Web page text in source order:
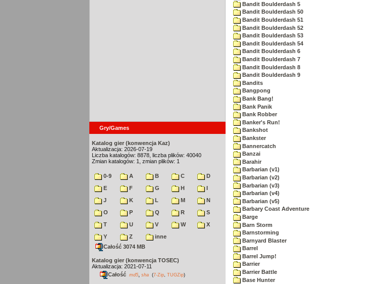
Gry/Games
Katalog gier (konwencja Kaz)
Aktualizacja: 2026-07-19
Liczba katalogów: 8878, liczba plików: 40040
Zmian katalogów: 1, zmian plików: 1
0-9 A B C
D
E
F G H
I
J
K L M
N
O
P Q R
S
T
U V W
X
Y
Z
inne
Całość 3074 MB
Katalog gier (konwencja TOSEC)
Aktualizacja: 2021-07-11
Całość md5 sha (7-Zip TUGZip)
Bandit Boulderdash 5
Bandit Boulderdash 50
Bandit Boulderdash 51
Bandit Boulderdash 52
Bandit Boulderdash 53
Bandit Boulderdash 54
Bandit Boulderdash 6
Bandit Boulderdash 7
Bandit Boulderdash 8
Bandit Boulderdash 9
Bandits
Bangpong
Bank Bang!
Bank Panik
Bank Robber
Banker's Run!
Bankshot
Bankster
Bannercatch
Banzai
Barahir
Barbarian (v1)
Barbarian (v2)
Barbarian (v3)
Barbarian (v4)
Barbarian (v5)
Barbary Coast Adventure
Barge
Barn Storm
Barnstorming
Barnyard Blaster
Barrel
Barrel Jump!
Barrier
Barrier Battle
Base Hunter